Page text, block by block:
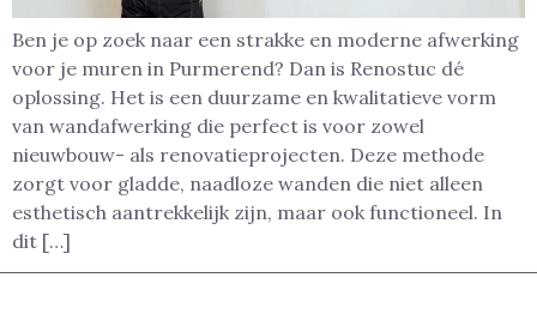
Ben je op zoek naar een strakke en moderne afwerking
voor je muren in Purmerend? Dan is Renostuc dé
oplossing. Het is een duurzame en kwalitatieve vorm
van wandafwerking die perfect is voor zowel
nieuwbouw- als renovatieprojecten. Deze methode
zorgt voor gladde, naadloze wanden die niet alleen
esthetisch aantrekkelijk zijn, maar ook functioneel. In
dit […]